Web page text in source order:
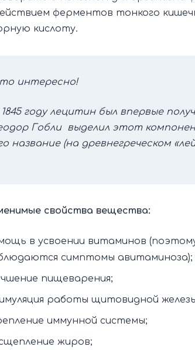
ферментов тонкого
кислоту.
интересно!
году лецитин был впервые
Гобли выделил этот
название (на древнегреческом
свойства вещества:
в усвоении витаминов
симптомы авитаминоза);
пищеварения;
работы щитовидной
иммунной системы;
жиров;